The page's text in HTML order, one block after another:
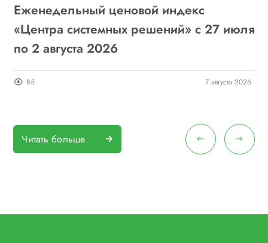
Еженедельный ценовой индекс
«Центра системных решений» с 27 июля
по 2 августа 2026
85 7 августа 2026
Читать больше